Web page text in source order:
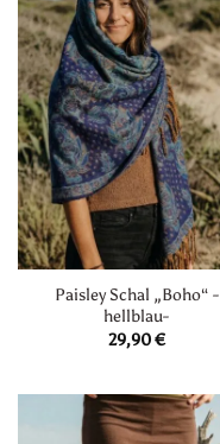
Paisley Schal „Boho“ -
hellblau-
29,90€